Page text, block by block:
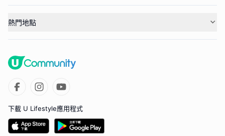
熱門地點
下載 U Lifestyle應用程式